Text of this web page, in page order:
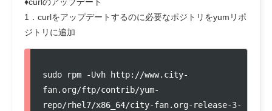
♦curlのアップデート
1．curlをアップデートするのに必要なポジトリをyumリポ
ジトリに追加
sudo rpm -Uvh http://www.city-
fan.org/ftp/contrib/yum-
repo/rhel7/x86_64/city-fan.org-release-3-